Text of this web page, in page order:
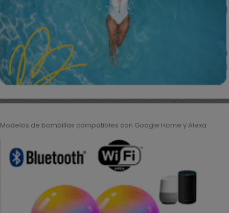
Modelos de bombillas compatibles con Google Home y Alexa